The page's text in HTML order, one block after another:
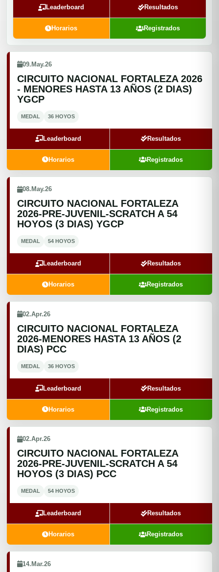
Leaderboard Resultados
Horarios Registrados
09.May.26
CIRCUITO NACIONAL FORTALEZA 2026
- MENORES HASTA 13 AÑOS (2 DIAS)
YGCP
MEDAL 36 HOYOS
Leaderboard Resultados
Horarios Registrados
08.May.26
CIRCUITO NACIONAL FORTALEZA
2026-PRE-JUVENIL-SCRATCH A 54
HOYOS (3 DIAS) YGCP
MEDAL 54 HOYOS
Leaderboard Resultados
Horarios Registrados
02.Apr.26
CIRCUITO NACIONAL FORTALEZA
2026-MENORES HASTA 13 AÑOS (2
DIAS) PCC
MEDAL 36 HOYOS
Leaderboard Resultados
Horarios Registrados
02.Apr.26
CIRCUITO NACIONAL FORTALEZA
2026-PRE-JUVENIL-SCRATCH A 54
HOYOS (3 DIAS) PCC
MEDAL 54 HOYOS
Leaderboard Resultados
Horarios Registrados
14.Mar.26